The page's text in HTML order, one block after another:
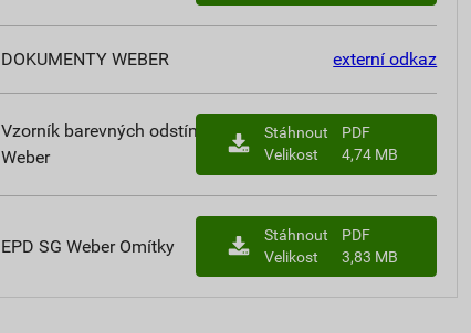
DOKUMENTY WEBER externí odkaz
Vzorník barevných odstínů
Weber
Stáhnout
PDF
Velikost
4,74 MB
EPD SG Weber Omítky
Stáhnout
PDF
Velikost
3,83 MB